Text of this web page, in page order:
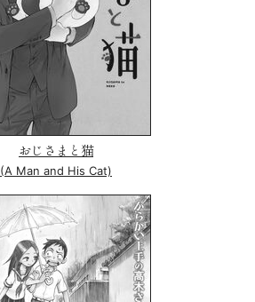
おじさまと猫
(A Man and His Cat)